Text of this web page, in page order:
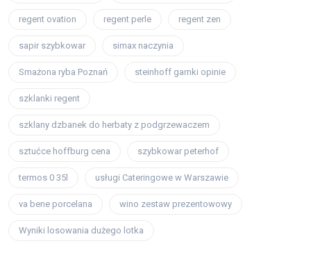
regent ovation regent perle regent zen
sapir szybkowar simax naczynia
Smażona ryba Poznań steinhoff garnki opinie
szklanki regent
szklany dzbanek do herbaty z podgrzewaczem
sztućce hoffburg cena szybkowar peterhof
termos 0 35l usługi Cateringowe w Warszawie
va bene porcelana wino zestaw prezentowowy
Wyniki losowania dużego lotka